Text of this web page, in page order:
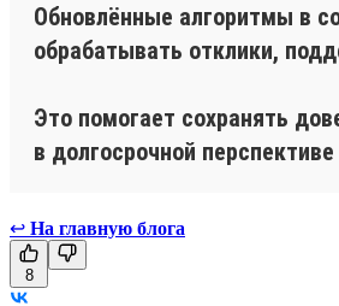
Обновлённые алгоритмы в
обрабатывать отклики,
Это помогает сохранять
в долгосрочной перспективе
↩ На главную блога
8